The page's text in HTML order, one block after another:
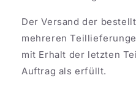
Der Versand der
mehreren
mit Erhalt der letzten
Auftrag als erfüllt.